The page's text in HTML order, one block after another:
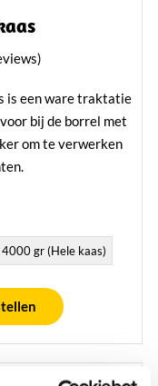
is een ware traktatie
bij de borrel met
om te verwerken
4000 gr (Hele kaas)